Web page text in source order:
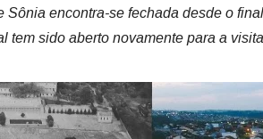
Sônia encontra-se fechada desde o
tem sido aberto novamente para a